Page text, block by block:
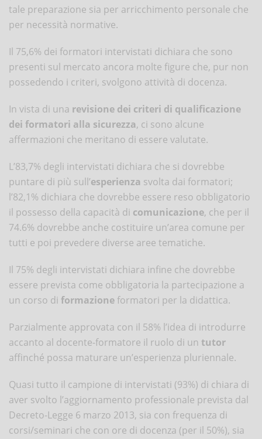
tale preparazione sia per arricchimento personale che
per necessità normative.
Il 75,6% dei formatori intervistati dichiara che sono
presenti sul mercato ancora molte figure che, pur non
possedendo i criteri, svolgono attività di docenza.
In vista di una revisione dei criteri di qualificazione
dei formatori alla sicurezza, ci sono alcune
affermazioni che meritano di essere valutate.
L’83,7% degli intervistati dichiara che si dovrebbe
puntare di più sull’esperienza svolta dai formatori;
l’82,1% dichiara che dovrebbe essere reso obbligatorio
il possesso della capacità di comunicazione, che per il
74.6% dovrebbe anche costituire un’area comune per
tutti e poi prevedere diverse aree tematiche.
Il 75% degli intervistati dichiara infine che dovrebbe
essere prevista come obbligatoria la partecipazione a
un corso di formazione formatori per la didattica.
Parzialmente approvata con il 58% l’idea di introdurre
accanto al docente-formatore il ruolo di un tutor
affinché possa maturare un’esperienza pluriennale.
Quasi tutto il campione di intervistati (93%) di chiara di
aver svolto l’aggiornamento professionale prevista dal
Decreto-Legge 6 marzo 2013, sia con frequenza di
corsi/seminari che con ore di docenza (per il 50%), sia